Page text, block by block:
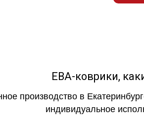
ЕВА-коврики,
производство в
индивидуальное